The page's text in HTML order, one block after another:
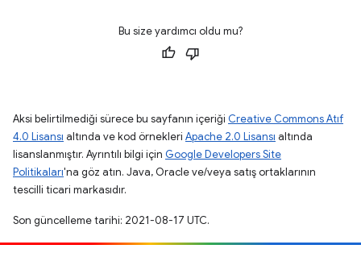
Bu size yardımcı oldu mu?
Aksi belirtilmediği sürece bu sayfanın içeriği Creative Commons Atıf
4.0 Lisansı altında ve kod örnekleri Apache 2.0 Lisansı altında
lisanslanmıştır. Ayrıntılı bilgi için Google Developers Site
Politikaları'na göz atın. Java, Oracle ve/veya satış ortaklarının
tescilli ticari markasıdır.
Son güncelleme tarihi: 2021-08-17 UTC.